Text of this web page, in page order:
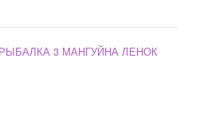
3 МАНГУЙНА ЛЕНОК